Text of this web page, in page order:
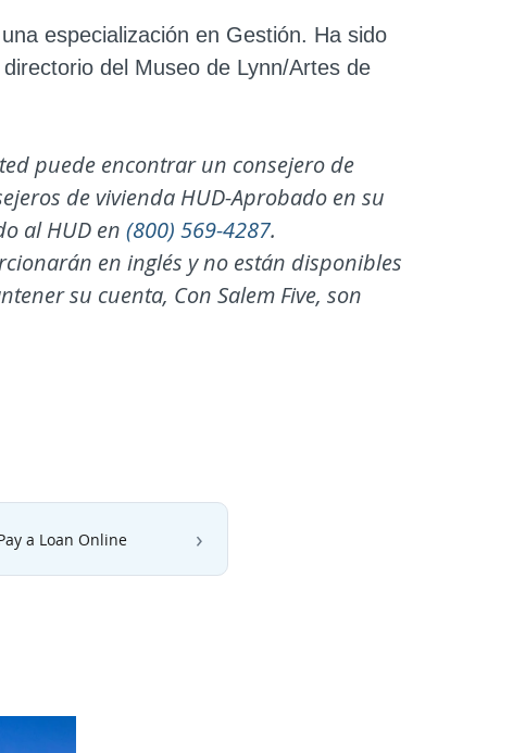
especialización en Gestión. Ha sido
del Museo de Lynn/Artes de
puede encontrar un consejero de
de vivienda HUD-Aprobado en su
al HUD en (800) 569-4287.
en inglés y no están disponibles
su cuenta, Con Salem Five, son
a Loan Online